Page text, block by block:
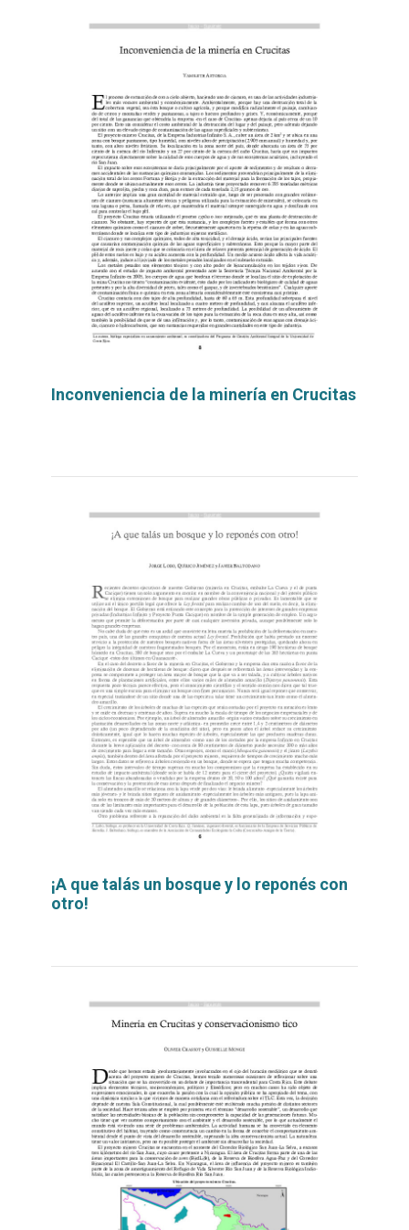
Inconveniencia de la minería en Crucitas
¡A que talás un bosque y lo reponés con
otro!